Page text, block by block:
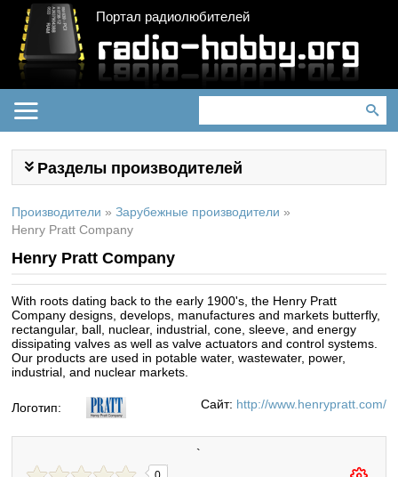
Портал радиолюбителей
Разделы производителей
Производители » Зарубежные производители »
Henry Pratt Company
Henry Pratt Company
With roots dating back to the early 1900's, the Henry Pratt
Company designs, develops, manufactures and markets butterfly,
rectangular, ball, nuclear, industrial, cone, sleeve, and energy
dissipating valves as well as valve actuators and control systems.
Our products are used in potable water, wastewater, power,
industrial, and nuclear markets.
Логотип: Сайт: http://www.henrypratt.com/
`